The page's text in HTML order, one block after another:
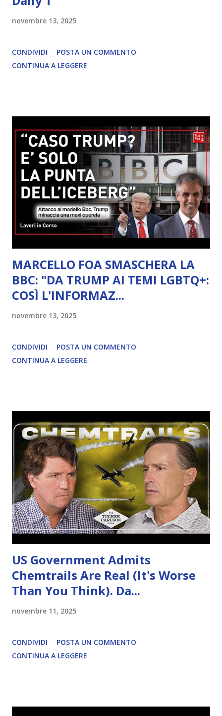
novembre 13, 2025
CONDIVIDI
POSTA UN COMMENTO
CONTINUA A LEGGERE
MARCELLO FOA SMASCHERA LA
BBC: "DA TRUMP AI TEMI LGBTQ+:
COSÌ L'INFORMAZ...
novembre 13, 2025
CONDIVIDI
POSTA UN COMMENTO
CONTINUA A LEGGERE
US Government Admits
Chemtrails Are Real (It's Worse
Than You Think). Da...
novembre 11, 2025
CONDIVIDI
POSTA UN COMMENTO
CONTINUA A LEGGERE